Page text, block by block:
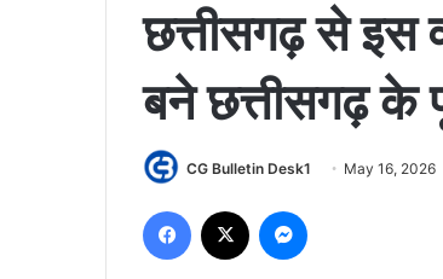
छत्तीसगढ़ से इस
बने छत्तीसगढ़ के
CG Bulletin Desk1 May 16, 2026
Facebook